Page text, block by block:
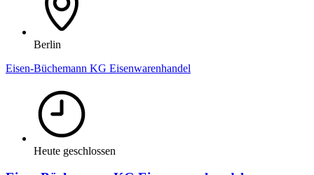
Berlin
Eisen-Büchemann KG Eisenwarenhandel
Heute geschlossen